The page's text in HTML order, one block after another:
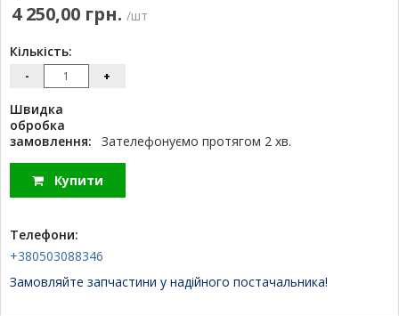
4 250,00 грн. /шт
Кількість:
- +
Швидка
обробка
замовлення:
Зателефонуємо протягом 2 хв.
Купити
Телефони:
+380503088346
Замовляйте запчастини у надійного постачальника!